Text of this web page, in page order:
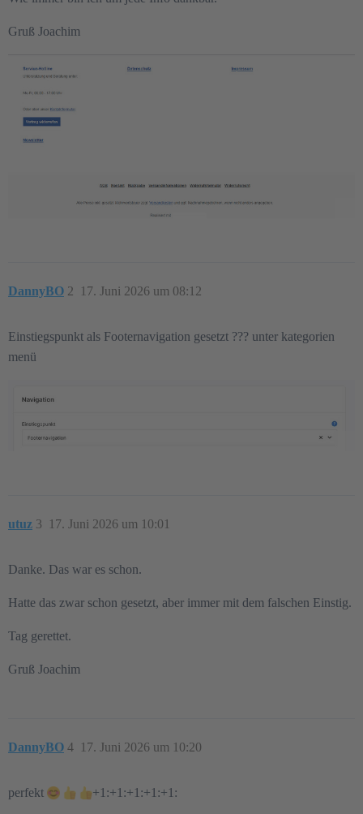
Gruß Joachim
DannyBO 17. Juni 2026 um 08:12
2
Einstiegspunkt als Footernavigation gesetzt ??? unter kategorien
menü
utuz 17. Juni 2026 um 10:01
3
Danke. Das war es schon.
Hatte das zwar schon gesetzt, aber immer mit dem falschen Einstig.
Tag gerettet.
Gruß Joachim
DannyBO 17. Juni 2026 um 10:20
4
perfekt +1:+1:+1:+1:+1: